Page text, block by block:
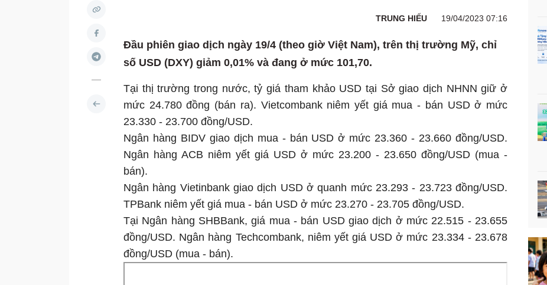
TRUNG HIẾU 19/04/2023 07:16
Đầu phiên giao dịch ngày 19/4 (theo giờ Việt Nam), trên thị trường Mỹ, chỉ
số USD (DXY) giảm 0,01% và đang ở mức 101,70.
Tại thị trường trong nước, tỷ giá tham khảo USD tại Sở giao dịch NHNN giữ ở
mức 24.780 đồng (bán ra). Vietcombank niêm yết giá mua - bán USD ở mức
23.330 - 23.700 đồng/USD.
Ngân hàng BIDV giao dịch mua - bán USD ở mức 23.360 - 23.660 đồng/USD.
Ngân hàng ACB niêm yết giá USD ở mức 23.200 - 23.650 đồng/USD (mua -
bán).
Ngân hàng Vietinbank giao dịch USD ở quanh mức 23.293 - 23.723 đồng/USD.
TPBank niêm yết giá mua - bán USD ở mức 23.270 - 23.705 đồng/USD.
Tại Ngân hàng SHBBank, giá mua - bán USD giao dịch ở mức 22.515 - 23.655
đồng/USD. Ngân hàng Techcombank, niêm yết giá USD ở mức 23.334 - 23.678
đồng/USD (mua - bán).